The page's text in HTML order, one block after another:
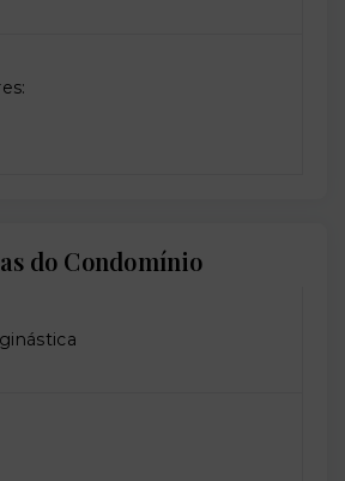
do Condomínio